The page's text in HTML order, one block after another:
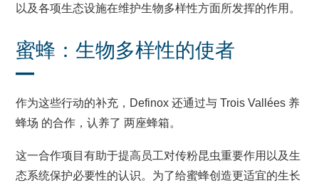
以及各项生态设施在维护生物多样性方面所发挥的作用。
蜜蜂：生物多样性的使者
作为这些行动的补充，Definox 还通过与 Trois Vallées 养
蜂场 的合作，认养了 两座蜂箱。
这一合作项目有助于提高员工对传粉昆虫重要作用以及生
态系统保护必要性的认识。为了给蜜蜂创造更适宜的生长